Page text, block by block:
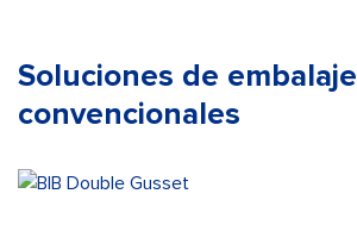
Soluciones de embalaje
convencionales